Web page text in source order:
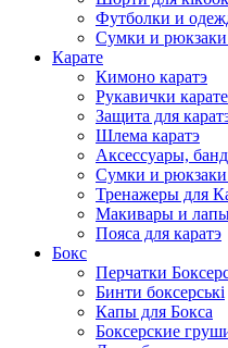
Футболки и
Сумки и
Карате
Кимоно каратэ
Рукавички карате
Защита для
Шлема каратэ
Аксессуары,
Сумки и рюкзаки
Тренажеры для
Макивары и
Пояса для каратэ
Бокс
Перчатки
Бинти боксерські
Капы для Бокса
Боксерские